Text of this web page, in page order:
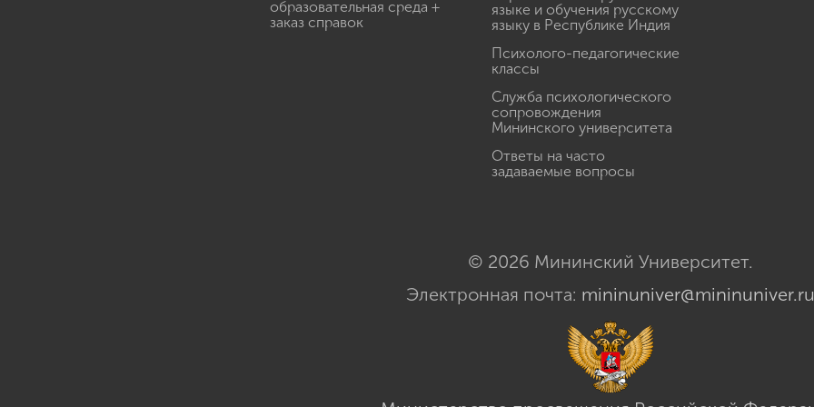
образовательная среда +
заказ справок
языке и обучения русскому
языку в Республике Индия
Психолого-педагогические
классы
Служба психологического
сопровождения
Мининского университета
Ответы на часто
задаваемые вопросы
© 2026 Мининский Университет.
Электронная почта: mininuniver@mininuniver.ru